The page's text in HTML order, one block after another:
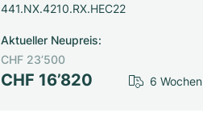
441.NX.4210.RX.HEC22
CHF 16’820
Aktueller Neupreis:
CHF 23’500
6 Wochen